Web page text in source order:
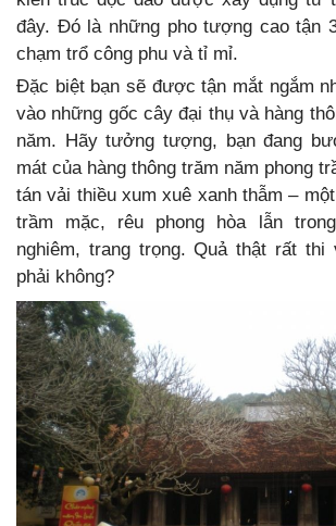
đây. Đó là những pho tượng cao tận
chạm trổ công phu và tỉ mỉ.
Đặc biệt bạn sẽ được tận mắt ngắm
vào những gốc cây đại thụ và hàng
năm. Hãy tưởng tượng, bạn đang
mát của hàng thông trăm năm phong
tán vải thiều xum xuê xanh thẫm –
trầm mặc, rêu phong hòa lẫn
nghiêm, trang trọng. Quả thật rất thi
phải không?